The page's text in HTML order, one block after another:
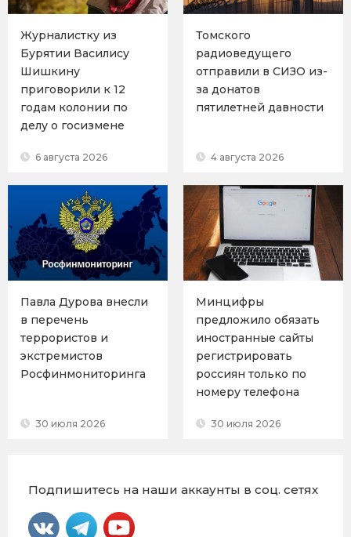
Журналистку из
Бурятии Василису
Шишкину
приговорили к 12
годам колонии по
делу о госизмене
6 августа 2026
Томского
радиоведущего
отправили в СИЗО из-
за донатов
пятилетней давности
4 августа 2026
Павла Дурова внесли
в перечень
террористов и
экстремистов
Росфинмониторинга
30 июля 2026
Минцифры
предложило обязать
иностранные сайты
регистрировать
россиян только по
номеру телефона
30 июля 2026
Подпишитесь на наши аккаунты в соц. сетях